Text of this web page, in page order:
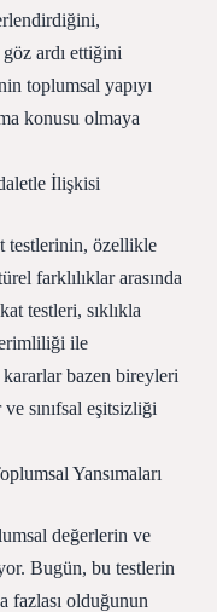
ardı ettiğini
toplumsal yapıyı
konusu olmaya
İlişkisi
testlerinin, özellikle
farklılıklar arasında
testleri, sıklıkla
ile
bazen bireyleri
sınıfsal eşitsizliği
Yansımaları
değerlerin ve
Bugün, bu testlerin
fazlası olduğunun